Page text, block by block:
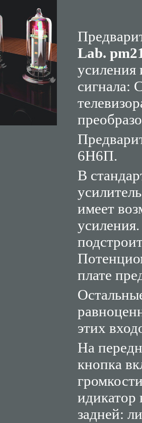
Lab. рm
усиления
сигнала:
6Н6П.
В
имеет
плате
этих
На
кнопка
идикатор
задней: